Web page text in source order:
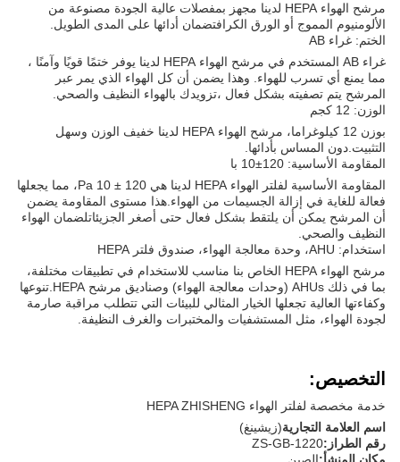
مرشح الهواء HEPA لدينا مجهز بمفصلات عالية الجودة مصنوعة من
الألومنيوم المموج أو الورق الكرافتضمان أدائها على المدى الطويل.
الختم: غراء AB
غراء AB المستخدم في مرشح الهواء HEPA لدينا يوفر ختمًا قويًا وآمنًا ،
مما يمنع أي تسرب للهواء. وهذا يضمن أن كل الهواء الذي يمر عبر
المرشح يتم تصفيته بشكل فعال ،تزويدك بالهواء النظيف والصحي.
الوزن: 12 كجم
بوزن 12 كيلوغراما، مرشح الهواء HEPA لدينا خفيف الوزن وسهل
التثبيت.دون المساس بأدائها.
المقاومة الأساسية: 120±10 با
المقاومة الأساسية لفلتر الهواء HEPA لدينا هي 120 ± 10 Pa، مما يجعلها
فعالة للغاية في إزالة الجسيمات من الهواء.هذا مستوى المقاومة يضمن
أن المرشح يمكن أن يلتقط بشكل فعال حتى أصغر الجزيئاتلضمان الهواء
النظيف والصحي.
استخدام: AHU، وحدة معالجة الهواء، صندوق فلتر HEPA
مرشح الهواء HEPA الخاص بنا مناسب للاستخدام في تطبيقات مختلفة،
بما في ذلك AHUs (وحدات معالجة الهواء) وصناديق مرشح HEPA.تنوعها
وكفاءتها العالية تجعلها الخيار المثالي للبيئات التي تتطلب مراقبة صارمة
لجودة الهواء، مثل المستشفيات والمختبرات والغرف النظيفة.
التخصيص:
خدمة مخصصة لفلتر الهواء HEPA ZHISHENG
اسم العلامة التجارية(زيشينغ)
رقم الطراز:ZS-GB-1220